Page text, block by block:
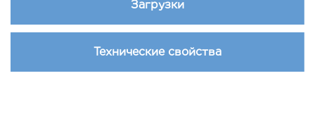
Загрузки
Технические свойства